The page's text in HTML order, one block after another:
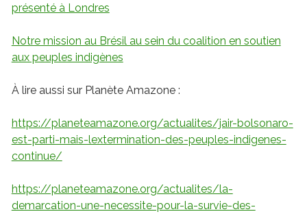
présenté à Londres
Notre mission au Brésil au sein du coalition en soutien
aux peuples indigènes
À lire aussi sur Planète Amazone :
https://planeteamazone.org/actualites/jair-bolsonaro-
est-parti-mais-lextermination-des-peuples-indigenes-
continue/
https://planeteamazone.org/actualites/la-
demarcation-une-necessite-pour-la-survie-des-